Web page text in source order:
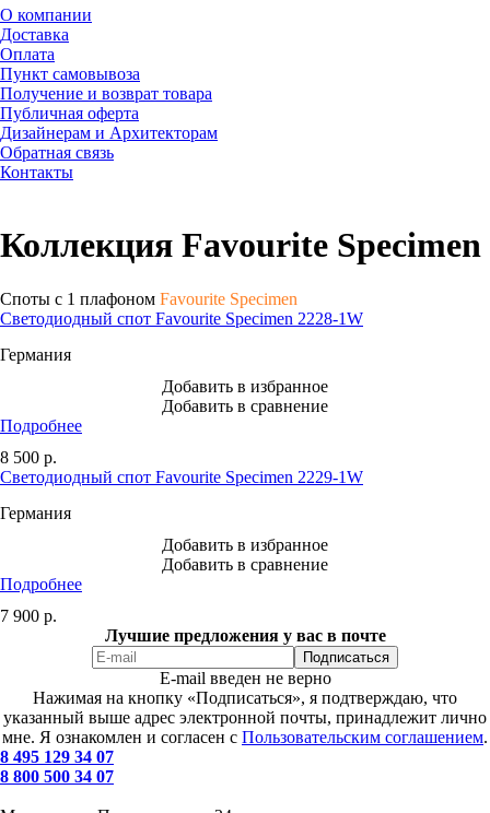
О компании
Доставка
Оплата
Пункт самовывоза
Получение и возврат товара
Публичная оферта
Дизайнерам и Архитекторам
Обратная связь
Контакты
Коллекция Favourite Specimen
Споты с 1 плафоном Favourite Specimen
Светодиодный спот Favourite Specimen 2228-1W
Германия
Добавить в избранное
Добавить в сравнение
Подробнее
8 500 р.
Светодиодный спот Favourite Specimen 2229-1W
Германия
Добавить в избранное
Добавить в сравнение
Подробнее
7 900 р.
Лучшие предложения у вас в почте
E-mail введен не верно
Нажимая на кнопку «Подписаться», я подтверждаю, что
указанный выше адрес электронной почты, принадлежит лично
мне. Я ознакомлен и согласен с Пользовательским соглашением.
8 495 129 34 07
8 800 500 34 07